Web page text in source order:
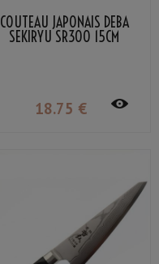
COUTEAU JAPONAIS DEBA
SEKIRYU SR300 15CM
18.75 €